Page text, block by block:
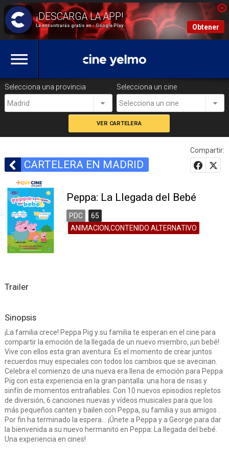
La encontrarás gratis en - Google Play Obtener
Selecciona una provincia
Madrid
Selecciona un cine
Selecciona un cine
CARTELERA EN MADRID
Compartir:
Peppa: La Llegada del Bebé
PDC
65
ANIMACION,CONTENIDO ALTERNATIVO
Trailer
Sinopsis
¡La familia crece! Peppa Pig y su familia te esperan en el cine para
compartir la emoción de la llegada de un nuevo miembro, ¡un bebé!
Vive con ellos esta gran aventura. Es el momento de crear juntos
recuerdos muy especiales con todos los cambios que se avecinan.
Celebra el comienzo de una nueva era llena de emoción para Peppa
Pig con esta experiencia en la gran pantalla: una hora de risas y
sinfín de momentos entrañables. Con 10 nuevos episodios repletos
de diversión, 6 canciones nuevas y vídeos musicales para que los
más pequeños canten y bailen con Peppa, su familia y sus amigos .
Por fin ha terminado la espera… ¡Únete a Peppa y a George para dar
la bienvenida a su nuevo hermanito en Peppa: La Ilegada del bebé.
Una experiencia en cines!